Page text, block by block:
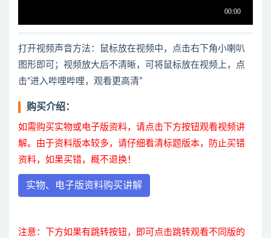
打开视频声音方法：鼠标放在视频中，点击右下角小喇叭
图形即可；视频放大后不清晰，可将鼠标放在视频上，点
击“进入哔哩哔哩，观看更高清”
购买介绍：
如需购买实物或电子版资料，请点击下方按钮观看视频讲
解。由于资料版本较多，请仔细看清标题版本，防止买错
资料，如果买错，概不退换！
实物、电子版资料购买讲解
注意：下方如果有跳转按钮，即可点击跳转观看不同版的